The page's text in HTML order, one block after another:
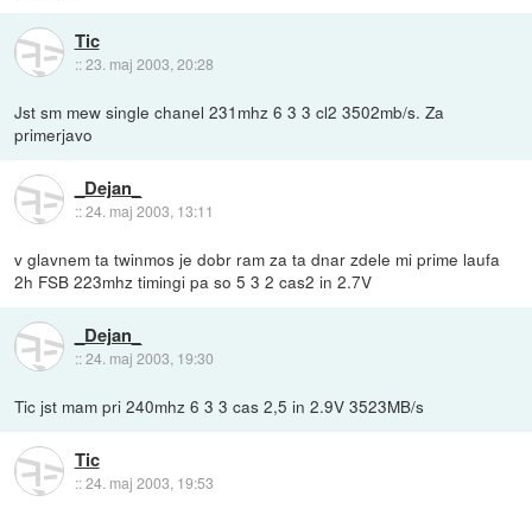
Tic
::23. maj 2003, 20:28
Jst sm mew single chanel 231mhz 6 3 3 cl2 3502mb/s. Za
primerjavo
_Dejan_
::24. maj 2003, 13:11
v glavnem ta twinmos je dobr ram za ta dnar zdele mi prime laufa
2h FSB 223mhz timingi pa so 5 3 2 cas2 in 2.7V
_Dejan_
::24. maj 2003, 19:30
Tic jst mam pri 240mhz 6 3 3 cas 2,5 in 2.9V 3523MB/s
Tic
::24. maj 2003, 19:53